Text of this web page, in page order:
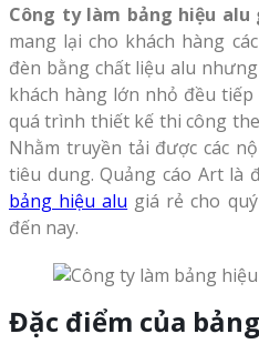
Công ty làm bảng hiệu alu
mang lại cho khách hàng
đèn bằng chất liệu alu
khách hàng lớn nhỏ đều
quá trình thiết kế thi công
Nhằm truyền tải được các
tiêu dung. Quảng cáo Art là
bảng hiệu alu giá rẻ cho
đến nay.
Đặc điểm của